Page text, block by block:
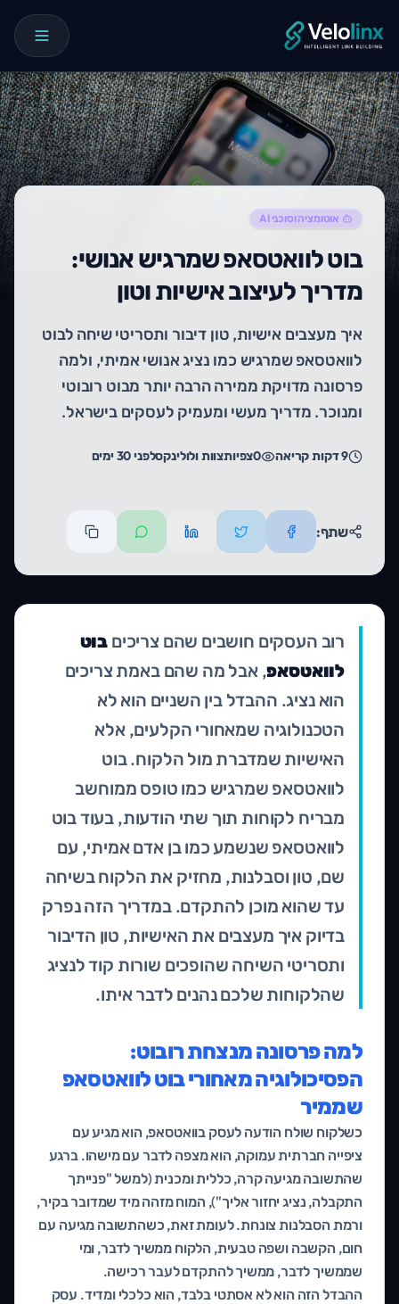
אוטומציה וסוכני AI
בוט לוואטסאפ שמרגיש אנושי:
מדריך לעיצוב אישיות וטון
איך מעצבים אישיות, טון דיבור ותסריטי שיחה לבוט
לוואטסאפ שמרגיש כמו נציג אנושי אמיתי, ולמה
פרסונה מדויקת ממירה הרבה יותר מבוט רובוטי
ומנוכר. מדריך מעשי ומעמיק לעסקים בישראל.
9דקות קריאה 0צפיותצוות ולולינקסלפני 30 ימים
שתף:
רוב העסקים חושבים שהם צריכים בוט
לוואטסאפ, אבל מה שהם באמת צריכים
הוא נציג. ההבדל בין השניים הוא לא
הטכנולוגיה שמאחורי הקלעים, אלא
האישיות שמדברת מול הלקוח. בוט
לוואטסאפ שמרגיש כמו טופס ממוחשב
מבריח לקוחות תוך שתי הודעות, בעוד בוט
לוואטסאפ שנשמע כמו בן אדם אמיתי, עם
שם, טון וסבלנות, מחזיק את הלקוח בשיחה
עד שהוא מוכן להתקדם. במדריך הזה נפרק
בדיוק איך מעצבים את האישיות, טון הדיבור
ותסריטי השיחה שהופכים שורות קוד לנציג
שהלקוחות שלכם נהנים לדבר איתו.
למה פרסונה מנצחת רובוט:
הפסיכולוגיה מאחורי בוט לוואטסאפ
שממיר
כשלקוח שולח הודעה לעסק בוואטסאפ, הוא מגיע עם
ציפייה חברתית עמוקה, הוא מצפה לדבר עם מישהו. ברגע
שהתשובה מגיעה קרה, כללית ומכנית (למשל "פנייתך
התקבלה, נציג יחזור אליך"), המוח מזהה מיד שמדובר בקיר,
ורמת הסבלנות צונחת. לעומת זאת, כשהתשובה מגיעה עם
חום, הקשבה ושפה טבעית, הלקוח ממשיך לדבר, ומי
שממשיך לדבר, ממשיך להתקדם לעבר רכישה.
ההבדל הזה הוא לא אסתטי בלבד, הוא כלכלי ומדיד. עסק